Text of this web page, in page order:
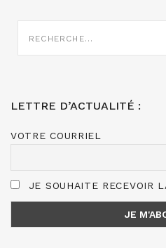
SUR
LETTRE D’ACTUALITÉ :
VOTRE COURRIEL
JE SOUHAITE RECEVOIR